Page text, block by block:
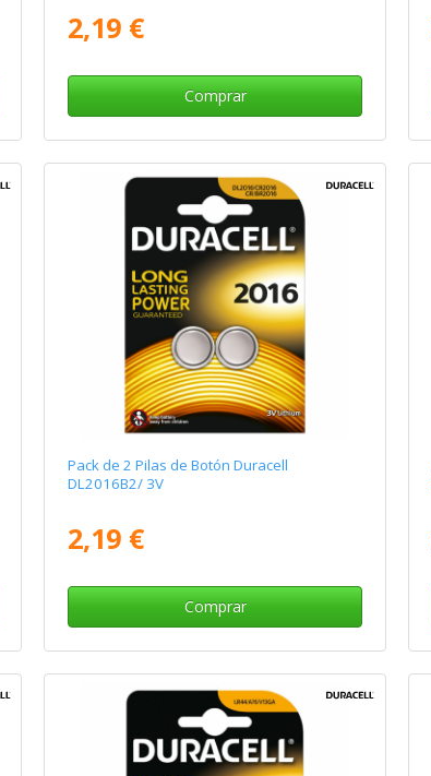
2,19 €
Comprar
Pack de 2 Pilas de Botón Duracell
DL2016B2/ 3V
2,19 €
Comprar